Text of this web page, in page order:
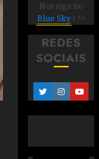
Nos siga no
Blue Sky ! ^^
REDES
SOCIAIS